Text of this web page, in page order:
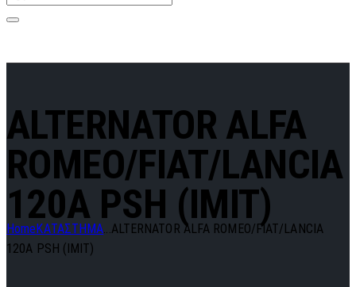
ALTERNATOR ALFA
ROMEO/FIAT/LANCIA
120A PSH (IMIT)
Home ΚΑΤΑΣΤΗΜΑ...ALTERNATOR ALFA ROMEO/FIAT/LANCIA
120A PSH (IMIT)